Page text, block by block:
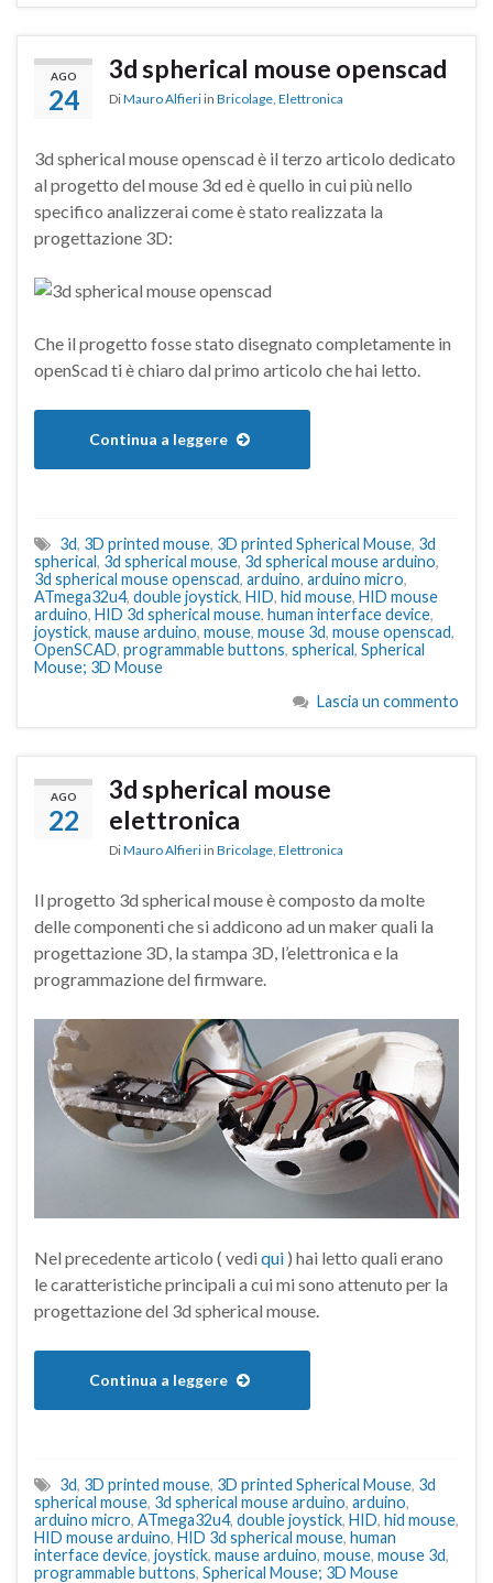
AGO
24
3d spherical mouse openscad
DiMauro Alfieri in Bricolage Elettronica
3d spherical mouse openscad è il terzo articolo dedicato
al progetto del mouse 3d ed è quello in cui più nello
specifico analizzerai come è stato realizzata la
progettazione 3D:
Che il progetto fosse stato disegnato completamente in
openScad ti è chiaro dal primo articolo che hai letto.
Continua a leggere
3d, 3D printed mouse, 3D printed Spherical Mouse, 3d
spherical, 3d spherical mouse, 3d spherical mouse arduino,
3d spherical mouse openscad, arduino, arduino micro,
ATmega32u4, double joystick, HID, hid mouse, HID mouse
arduino, HID 3d spherical mouse, human interface device,
joystick, mause arduino, mouse, mouse 3d, mouse openscad,
OpenSCAD, programmable buttons, spherical, Spherical
Mouse; 3D Mouse
Lascia un commento
AGO
22
3d spherical mouse
elettronica
DiMauro Alfieri in Bricolage Elettronica
Il progetto 3d spherical mouse è composto da molte
delle componenti che si addicono ad un maker quali la
progettazione 3D, la stampa 3D, l’elettronica e la
programmazione del firmware.
Nel precedente articolo ( vedi qui ) hai letto quali erano
le caratteristiche principali a cui mi sono attenuto per la
progettazione del 3d spherical mouse.
Continua a leggere
3d, 3D printed mouse, 3D printed Spherical Mouse, 3d
spherical mouse, 3d spherical mouse arduino, arduino,
arduino micro, ATmega32u4, double joystick, HID, hid mouse,
HID mouse arduino, HID 3d spherical mouse, human
interface device, joystick, mause arduino, mouse, mouse 3d,
programmable buttons, Spherical Mouse; 3D Mouse